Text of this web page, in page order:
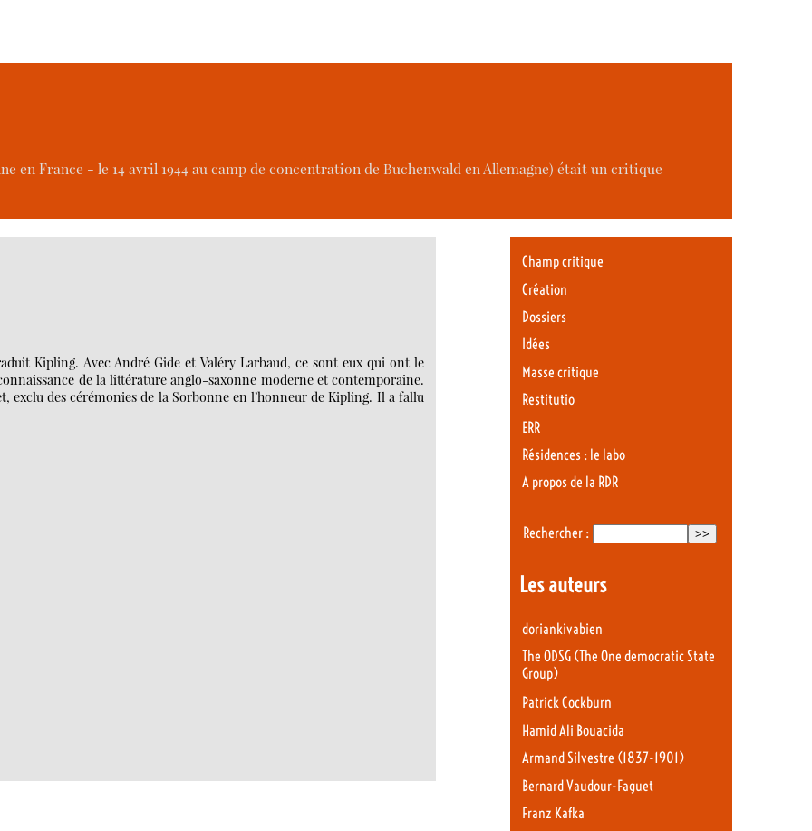
en France - le 14 avril 1944 au camp de concentration de Buchenwald en Allemagne) était un critique
Kipling. Avec André Gide et Valéry Larbaud, ce sont eux qui ont le
de la littérature anglo-saxonne moderne et contemporaine.
exclu des cérémonies de la Sorbonne en l’honneur de Kipling. Il a fallu
Champ critique
Création
Dossiers
Idées
Masse critique
Restitutio
ERR
Résidences : le labo
A propos de la RDR
Rechercher :
Les auteurs
doriankivabien
The ODSG (The One democratic State
Group)
Patrick Cockburn
Hamid Ali Bouacida
Armand Silvestre (1837-1901)
Bernard Vaudour-Faguet
Franz Kafka